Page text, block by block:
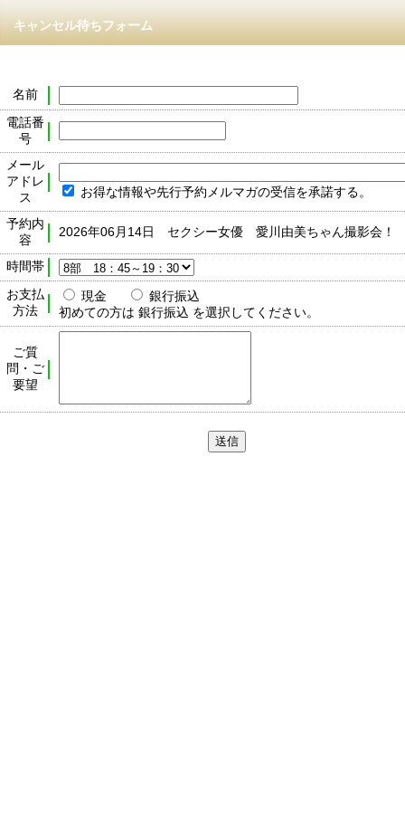
キャンセル待ちフォーム
名前
電話番
号
メール
アドレ
ス
お得な情報や先行予約メルマガの受信を承諾する。
予約内
容
2026年06月14日 セクシー女優 愛川由美ちゃん撮影会！
時間帯
お支払
方法
現金
銀行振込
初めての方は 銀行振込 を選択してください。
ご質
問・ご
要望